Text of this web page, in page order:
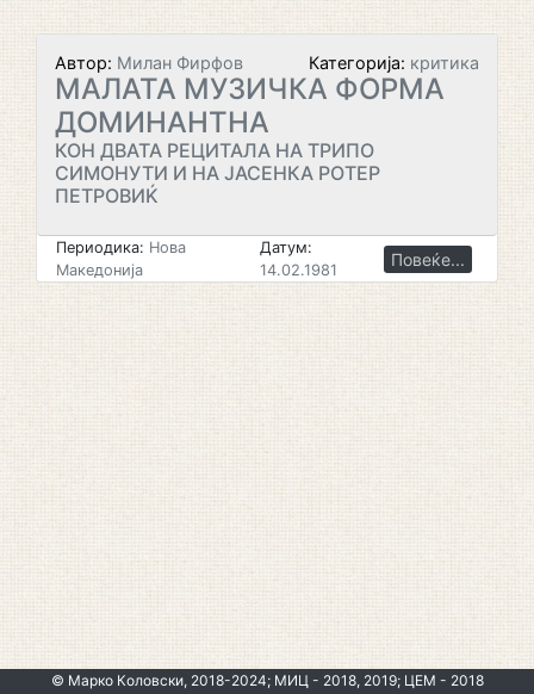
Автор: Милан Фирфов Категорија: критика
МАЛАТА МУЗИЧКА ФОРМА
ДОМИНАНТНА
КОН ДВАТА РЕЦИТАЛА НА ТРИПО
СИМОНУТИ И НА ЈАСЕНКА РОТЕР
ПЕТРОВИЌ
Периодика: Нова
Македонија
Датум:
14.02.1981
Повеќе...
© Марко Коловски, 2018-2024; МИЦ - 2018, 2019; ЦЕМ - 2018